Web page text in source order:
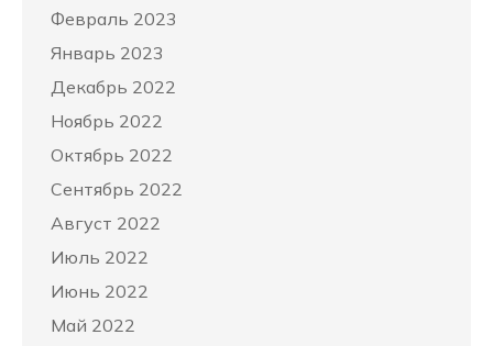
Февраль 2023
Январь 2023
Декабрь 2022
Ноябрь 2022
Октябрь 2022
Сентябрь 2022
Август 2022
Июль 2022
Июнь 2022
Май 2022